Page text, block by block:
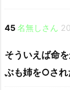
45 名無しさん
そういえば命
ぶも姉を○され